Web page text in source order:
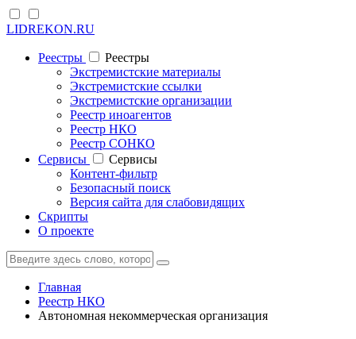
LIDREKON.RU
Реестры
Реестры
Экстремистские материалы
Экстремистские ссылки
Экстремистские организации
Реестр иноагентов
Реестр НКО
Реестр СОНКО
Cервисы
Cервисы
Контент-фильтр
Безопасный поиск
Версия сайта для слабовидящих
Скрипты
О проекте
Главная
Реестр НКО
Автономная некоммерческая организация